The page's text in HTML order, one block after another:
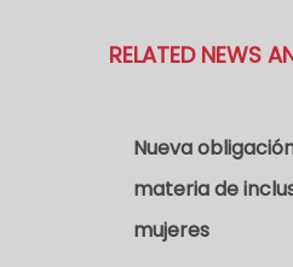
RELATED NEWS
Nueva
materia de
mujeres